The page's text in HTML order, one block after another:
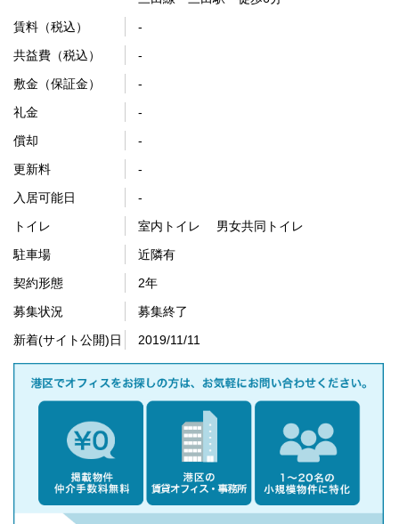
賃料（税込）
-
共益費（税込）
-
敷金（保証金）
-
礼金
-
償却
-
更新料
-
入居可能日
-
トイレ
室内トイレ 男女共同トイレ
駐車場
近隣有
契約形態
2年
募集状況
募集終了
新着(サイト公開)日
2019/11/11